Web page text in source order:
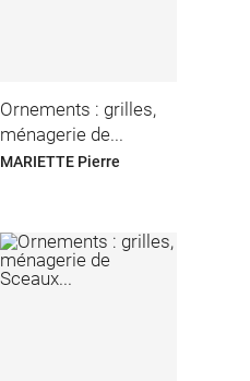
Ornements : grilles,
ménagerie de...
MARIETTE Pierre